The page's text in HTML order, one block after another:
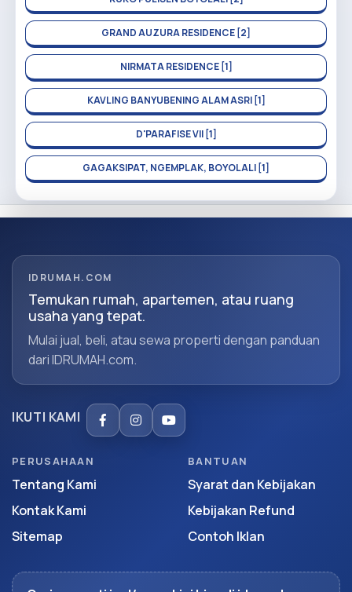
GRAND AUZURA RESIDENCE [2]
NIRMATA RESIDENCE [1]
KAVLING BANYUBENING ALAM ASRI [1]
D'PARAFISE VII [1]
GAGAKSIPAT, NGEMPLAK, BOYOLALI [1]
IDRUMAH.COM
Temukan rumah, apartemen, atau ruang
usaha yang tepat.
Mulai jual, beli, atau sewa properti dengan panduan
dari IDRUMAH.com.
IKUTI KAMI
PERUSAHAAN
Tentang Kami
Kontak Kami
Sitemap
BANTUAN
Syarat dan Kebijakan
Kebijakan Refund
Contoh Iklan